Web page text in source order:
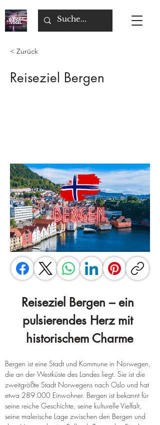
< Zurück
Reiseziel Bergen
Reiseziel Bergen – ein
pulsierendes Herz mit
historischem Charme
Bergen ist eine Stadt und Kommune in Norwegen,
die an der Westküste des Landes liegt. Sie ist die
zweitgrößte Stadt Norwegens nach Oslo und hat
etwa 289.000 Einwohner. Bergen ist bekannt für
seine reiche Geschichte, seine kulturelle Vielfalt,
seine malerische Lage zwischen den Bergen und